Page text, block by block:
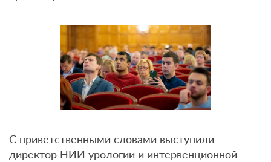
С приветственными словами выступили
директор НИИ урологии и интервенционной